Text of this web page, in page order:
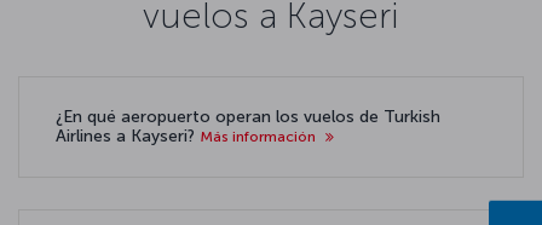
vuelos a Kayseri
¿En qué aeropuerto operan los vuelos de Turkish
Airlines a Kayseri? Más información